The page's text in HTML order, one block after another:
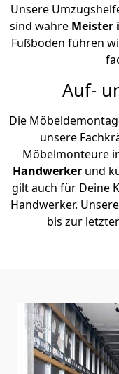
Unsere
sind wahre Meister
Fußboden führen
Auf-
Die
unsere
Möbelmonteure
Handwerker und
gilt auch für Deine
Handwerker.
bis zur